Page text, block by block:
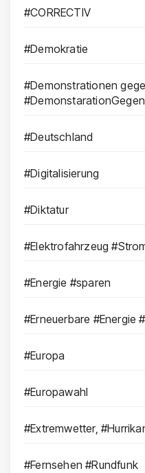
#CORRECTIV
#Demokratie
#Demonstrationen
#Deutschland
#Digitalisierung
#Diktatur
#Elektrofahrzeug
#Energie #sparen
#Erneuerbare #Energie
#Europa
#Europawahl
#Extremwetter,
#Fernsehen #Rundfunk